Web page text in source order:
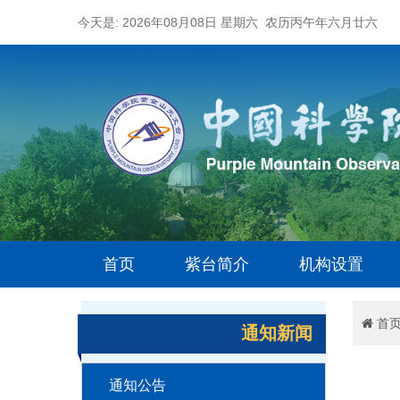
今天是: 2026年08月08日 星期六 农历丙午年六月廿六
首页 紫台简介 机构设置
通知新闻
通知公告
首